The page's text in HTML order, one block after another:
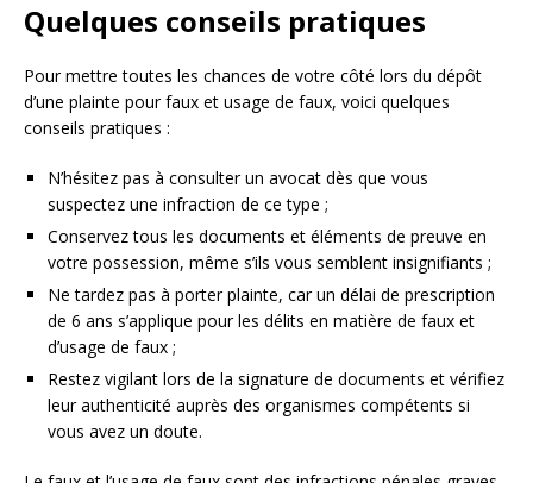
Quelques conseils pratiques
Pour mettre toutes les chances de votre côté lors du dépôt
d’une plainte pour faux et usage de faux, voici quelques
conseils pratiques :
N’hésitez pas à consulter un avocat dès que vous
suspectez une infraction de ce type ;
Conservez tous les documents et éléments de preuve en
votre possession, même s’ils vous semblent insignifiants ;
Ne tardez pas à porter plainte, car un délai de prescription
de 6 ans s’applique pour les délits en matière de faux et
d’usage de faux ;
Restez vigilant lors de la signature de documents et vérifiez
leur authenticité auprès des organismes compétents si
vous avez un doute.